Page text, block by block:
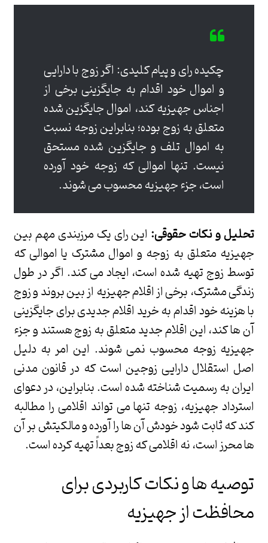
چکیده رای و پیام کلیدی: اگر زوج با دارایی
و اموال خود اقدام به جایگزینی برخی از
اجناس جهیزیه کند، اموال جایگزین شده
متعلق به زوج بوده؛ بنابراین زوجه نسبت
به اموال تلف و جایگزین شده مستحق
نیست. تنها اموالی که زوجه خود آورده
است، جزء جهیزیه محسوب می شوند.
تحلیل و نکات حقوقی: این رای یک مرزبندی مهم بین
جهیزیه متعلق به زوجه و اموال مشترک یا اموالی که
توسط زوج تهیه شده است، ایجاد می کند. اگر در طول
زندگی مشترک، برخی از اقلام جهیزیه از بین بروند و زوج
با هزینه خود اقدام به خرید اقلام جدیدی برای جایگزینی
آن ها کند، این اقلام جدید متعلق به زوج هستند و جزء
جهیزیه زوجه محسوب نمی شوند. این امر به دلیل
اصل استقلال دارایی زوجین است که در قانون مدنی
ایران به رسمیت شناخته شده است. بنابراین، در دعوای
استرداد جهیزیه، زوجه تنها می تواند اقلامی را مطالبه
کند که ثابت شود خودش آن ها را آورده و مالکیتش بر آن
ها محرز است، نه اقلامی که زوج بعداً تهیه کرده است.
توصیه ها و نکات کاربردی برای
محافظت از جهیزیه